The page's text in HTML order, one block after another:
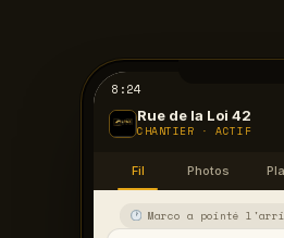
8:24
Rue de la Loi 42
CHANTIER · ACTIF
Fil Photos
Marco a pointé